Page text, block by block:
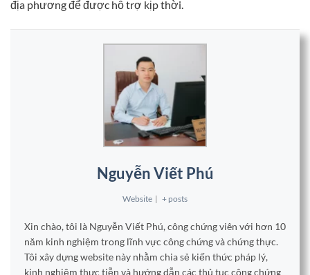
địa phương để được hỗ trợ kịp thời.
Nguyễn Viết Phú
Website | + posts
Xin chào, tôi là Nguyễn Viết Phú, công chứng viên với hơn 10
năm kinh nghiệm trong lĩnh vực công chứng và chứng thực.
Tôi xây dựng website này nhằm chia sẻ kiến thức pháp lý,
kinh nghiệm thực tiễn và hướng dẫn các thủ tục công chứng